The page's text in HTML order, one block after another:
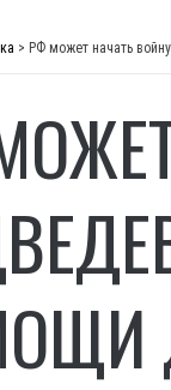
> РФ может начать